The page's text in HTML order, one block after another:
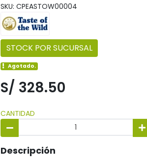
SKU: CPEASTOW00004
STOCK POR SUCURSAL
Agotado.
S/ 328.50
CANTIDAD
Descripción